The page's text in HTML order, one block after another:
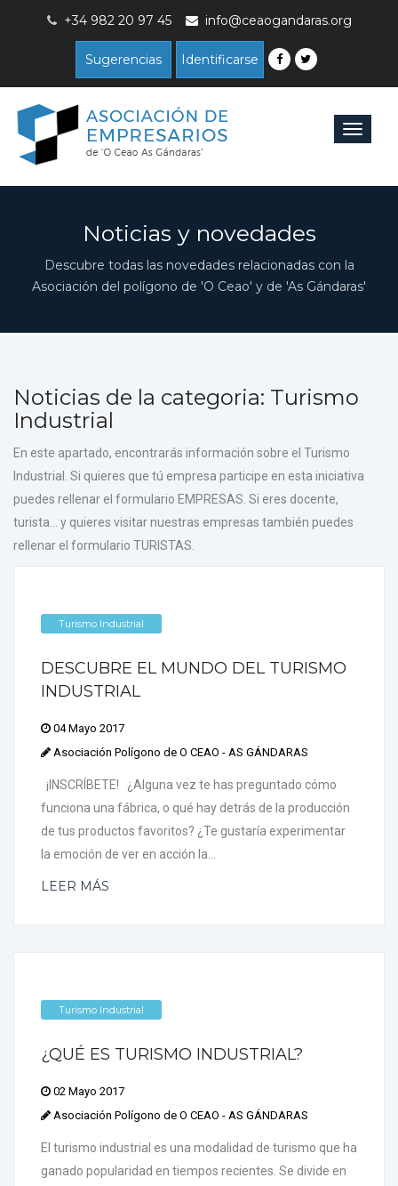
+34 982 20 97 45 info@ceaogandaras.org
Sugerencias Identificarse
Toggle
Noticias y novedades
Descubre todas las novedades relacionadas con la
Asociación del polígono de 'O Ceao' y de 'As Gándaras'
Noticias de la categoria: Turismo
Industrial
En este apartado, encontrarás información sobre el Turismo
Industrial. Si quieres que tú empresa participe en esta iniciativa
puedes rellenar el formulario EMPRESAS. Si eres docente,
turista... y quieres visitar nuestras empresas también puedes
rellenar el formulario TURISTAS.
Turismo Industrial
DESCUBRE EL MUNDO DEL TURISMO
INDUSTRIAL
04 Mayo 2017
Asociación Polígono de O CEAO - AS GÁNDARAS
¡INSCRÍBETE! ¿Alguna vez te has preguntado cómo
funciona una fábrica, o qué hay detrás de la producción
de tus productos favoritos? ¿Te gustaría experimentar
la emoción de ver en acción la...
LEER MÁS
Turismo Industrial
¿QUÉ ES TURISMO INDUSTRIAL?
02 Mayo 2017
Asociación Polígono de O CEAO - AS GÁNDARAS
El turismo industrial es una modalidad de turismo que ha
ganado popularidad en tiempos recientes. Se divide en